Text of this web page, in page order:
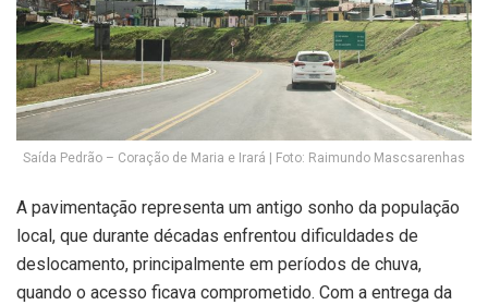
Saída Pedrão – Coração de Maria e Irará | Foto: Raimundo Mascsarenhas
A pavimentação representa um antigo sonho da população
local, que durante décadas enfrentou dificuldades de
deslocamento, principalmente em períodos de chuva,
quando o acesso ficava comprometido. Com a entrega da